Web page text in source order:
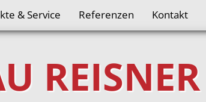
& Service Referenzen Kontakt
REISNER